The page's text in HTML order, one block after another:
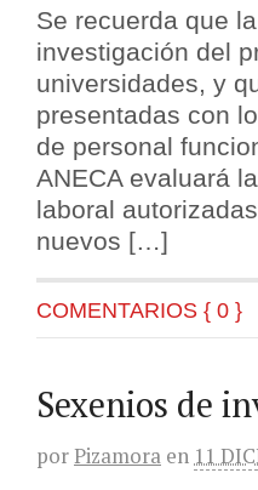
Se recuerda que
investigación del
universidades, y
presentadas con
de personal
ANECA evaluará
laboral
nuevos […]
COMENTARIOS { 0 }
Sexenios de
porPizamora en 11